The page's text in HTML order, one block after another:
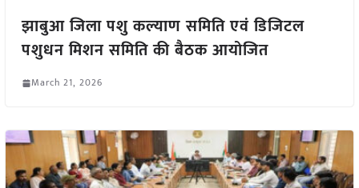
झाबुआ जिला पशु कल्याण समिति एवं डिजिटल
पशुधन मिशन समिति की बैठक आयोजित
March 21, 2026